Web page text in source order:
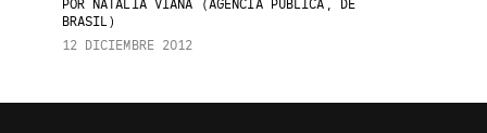
PORNATALIA VIANA (AGENCIA PÚBLICA, DE
BRASIL)
12 DICIEMBRE 2012